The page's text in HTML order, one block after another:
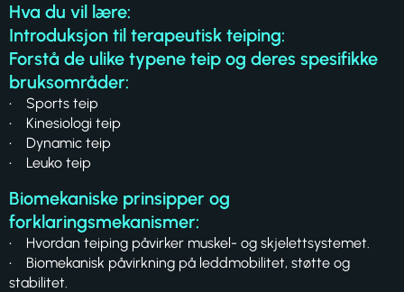
Hva du vil lære:
Introduksjon til terapeutisk teiping:
Forstå de ulike typene teip og deres spesifikke
bruksområder:
• Sports teip
• Kinesiologi teip
• Dynamic teip
• Leuko teip
Biomekaniske prinsipper og
forklaringsmekanismer:
• Hvordan teiping påvirker muskel- og skjelettsystemet.
• Biomekanisk påvirkning på leddmobilitet, støtte og
stabilitet.